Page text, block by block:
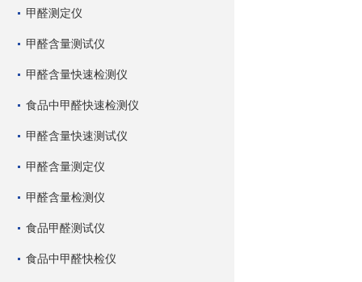
甲醛测定仪
甲醛含量测试仪
甲醛含量快速检测仪
食品中甲醛快速检测仪
甲醛含量快速测试仪
甲醛含量测定仪
甲醛含量检测仪
食品甲醛测试仪
食品中甲醛快检仪